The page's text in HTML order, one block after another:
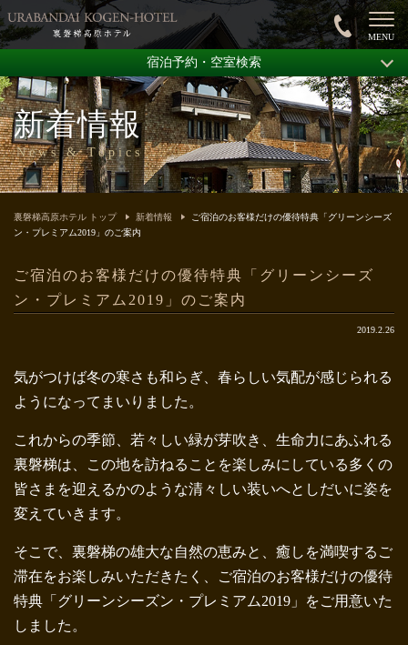
新着情報
News & Topics
宿泊予約・空室検索
裏磐梯高原ホテル トップ 新着情報
ご宿泊のお客様だけの優待特典「グリーンシーズ
ン・プレミアム2019」のご案内
ご宿泊のお客様だけの優待特典「グリーンシーズ
ン・プレミアム2019」のご案内
2019.2.26
気がつけば冬の寒さも和らぎ、春らしい気配が感じられる
ようになってまいりました。
これからの季節、若々しい緑が芽吹き、生命力にあふれる
裏磐梯は、この地を訪ねることを楽しみにしている多くの
皆さまを迎えるかのような清々しい装いへとしだいに姿を
変えていきます。
そこで、裏磐梯の雄大な自然の恵みと、癒しを満喫するご
滞在をお楽しみいただきたく、ご宿泊のお客様だけの優待
特典「グリーンシーズン・プレミアム2019」をご用意いた
しました。